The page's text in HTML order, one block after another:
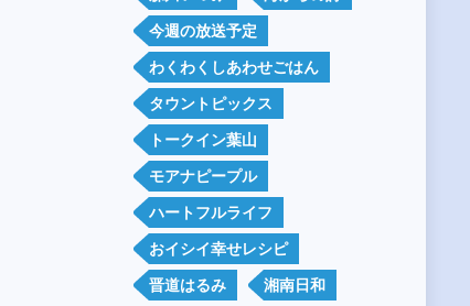
今週の放送予定
わくわくしあわせごはん
タウントピックス
トークイン葉山
モアナピープル
ハートフルライフ
おイシイ幸せレシピ
晋道はるみ 湘南日和